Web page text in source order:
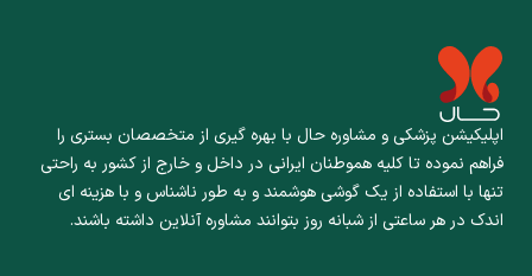
اپلیکیشن پزشکی و مشاوره حال با بهره گیری از متخصصان بستری را
فراهم نموده تا کلیه هموطنان ایرانی در داخل و خارج از کشور به راحتی
تنها با استفاده از یک گوشی هوشمند و به طور ناشناس و با هزینه ای
اندک در هر ساعتی از شبانه روز بتوانند مشاوره آنلاین داشته باشند.